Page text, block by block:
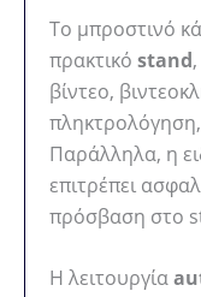
Το μπροστινό
πρακτικό stand
βίντεο,
Παράλληλα, η
επιτρέπει
πρόσβαση στο
Η λειτουργία